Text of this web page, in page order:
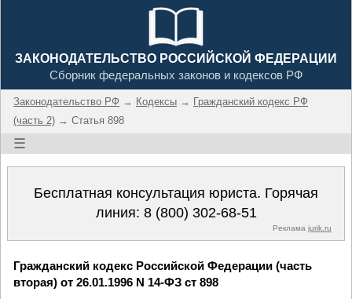
ЗАКОНОДАТЕЛЬСТВО РОССИЙСКОЙ ФЕДЕРАЦИИ
Сборник федеральных законов и кодексов РФ
Законодательство РФ → Кодексы → Гражданский кодекс РФ
(часть 2) → Статья 898
☰
Бесплатная консультация юриста. Горячая
линия: 8 (800) 302-68-51
Реклама jurik.ru
Гражданский кодекс Российской Федерации (часть
вторая) от 26.01.1996 N 14-ФЗ ст 898